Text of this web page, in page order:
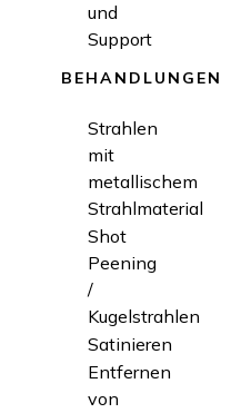
und
Support
BEHANDLUNGEN
Strahlen
mit
metallischem
Strahlmaterial
Shot
Peening
/
Kugelstrahlen
Satinieren
Entfernen
von